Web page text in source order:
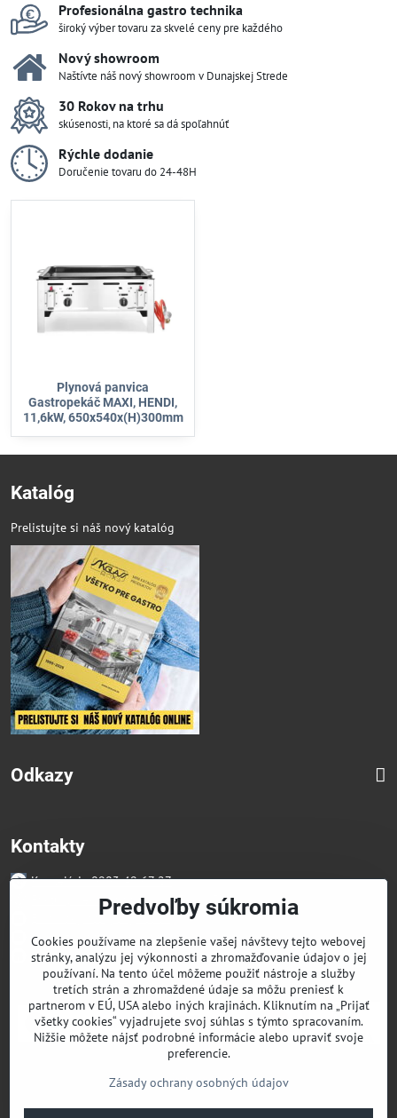
Profesionálna gastro technika
široký výber tovaru za skvelé ceny pre každého
Nový showroom
Naštívte náš nový showroom v Dunajskej Strede
30 Rokov na trhu
skúsenosti, na ktoré sa dá spoľahnúť
Rýchle dodanie
Doručenie tovaru do 24-48H
Plynová panvica
Gastropekáč MAXI, HENDI,
11,6kW, 650x540x(H)300mm
Katalóg
Prelistujte si náš nový katalóg
Odkazy
Kontakty
Kancelária 0903 49 67 27
Faktúry/Reklamácia 0914 27 44 27
Email skglass@skglass.sk
Projekty gastro@skglass.sk
Osobný Odber Bratislavská 919/4 Dunajská Streda
Predvoľby súkromia
Cookies používame na zlepšenie vašej návštevy tejto webovej
stránky, analýzu jej výkonnosti a zhromažďovanie údajov o jej
používaní. Na tento účel môžeme použiť nástroje a služby
tretích strán a zhromaždené údaje sa môžu preniesť k
partnerom v EÚ, USA alebo iných krajinách. Kliknutím na „Prijať
všetky cookies“ vyjadrujete svoj súhlas s týmto spracovaním.
Nižšie môžete nájsť podrobné informácie alebo upraviť svoje
preferencie.
Zásady ochrany osobných údajov